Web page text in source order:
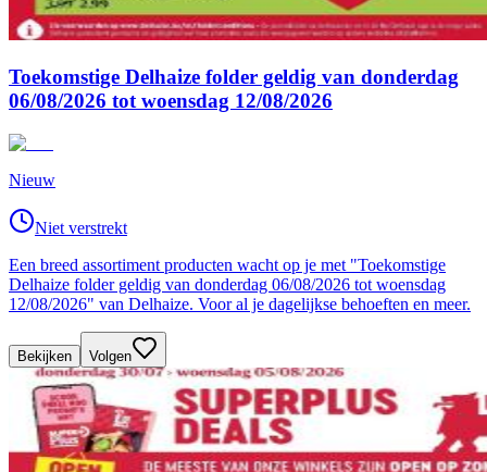
Toekomstige Delhaize folder geldig van donderdag
06/08/2026 tot woensdag 12/08/2026
Nieuw
Niet verstrekt
Een breed assortiment producten wacht op je met "Toekomstige
Delhaize folder geldig van donderdag 06/08/2026 tot woensdag
12/08/2026" van Delhaize. Voor al je dagelijkse behoeften en meer.
Bekijken Volgen